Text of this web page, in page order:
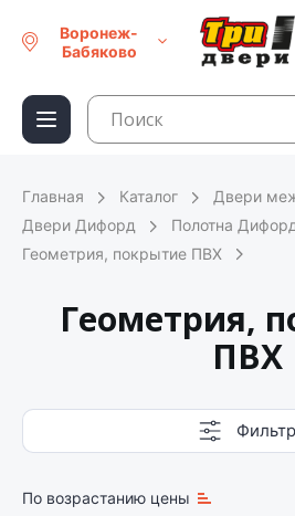
Воронеж-
Бабяково
Главная Каталог
Двери
Двери Дифорд
Полотна
Геометрия, покрытие ПВХ
Геометрия,
ПВХ
Фильтр
По возрастанию цены